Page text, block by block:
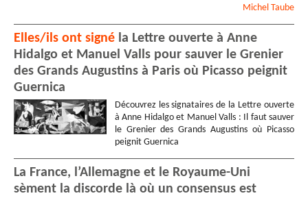
Michel Taube
Elles/ils ont signé la Lettre ouverte à Anne
Hidalgo et Manuel Valls pour sauver le Grenier
des Grands Augustins à Paris où Picasso peignit
Guernica
Découvrez les signataires de la Lettre ouverte
à Anne Hidalgo et Manuel Valls : Il faut sauver
le Grenier des Grands Augustins où Picasso
peignit Guernica
La France, l’Allemagne et le Royaume-Uni
sèment la discorde là où un consensus est